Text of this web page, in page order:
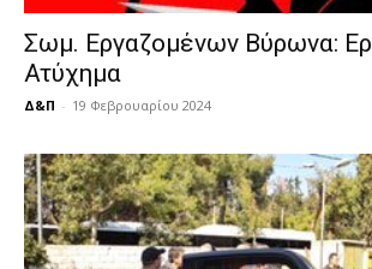
Σωμ. Εργαζομένων Βύρωνα:
Ατύχημα
Δ&Π - 19 Φεβρουαρίου 2024